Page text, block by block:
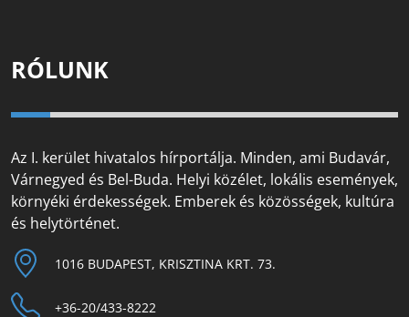
RÓLUNK
Az I. kerület hivatalos hírportálja. Minden, ami Budavár,
Várnegyed és Bel-Buda. Helyi közélet, lokális események,
környéki érdekességek. Emberek és közösségek, kultúra
és helytörténet.
1016 BUDAPEST, KRISZTINA KRT. 73.
+36-20/433-8222